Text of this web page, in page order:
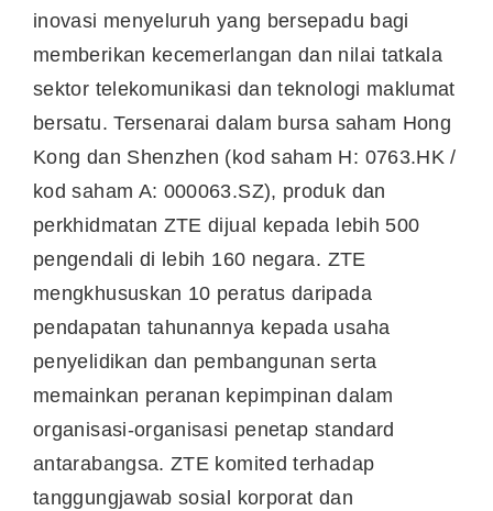
inovasi menyeluruh yang bersepadu bagi
memberikan kecemerlangan dan nilai tatkala
sektor telekomunikasi dan teknologi maklumat
bersatu. Tersenarai dalam bursa saham Hong
Kong dan Shenzhen (kod saham H: 0763.HK /
kod saham A: 000063.SZ), produk dan
perkhidmatan ZTE dijual kepada lebih 500
pengendali di lebih 160 negara. ZTE
mengkhususkan 10 peratus daripada
pendapatan tahunannya kepada usaha
penyelidikan dan pembangunan serta
memainkan peranan kepimpinan dalam
organisasi-organisasi penetap standard
antarabangsa. ZTE komited terhadap
tanggungjawab sosial korporat dan